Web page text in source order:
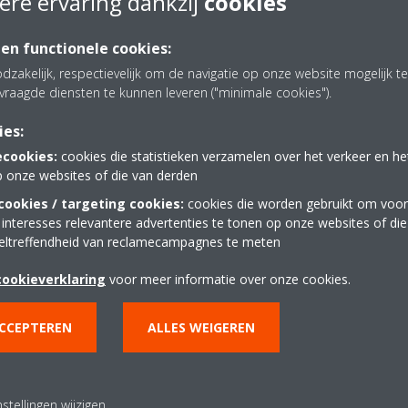
moet u denken aan 300 kuub of groter, dan moet u zeker aan
de woning is en als u beschikt over oude radiatoren. Een
functionele cookies:
respectievelijk om de navigatie op onze website mogelijk
diensten te kunnen leveren ("minimale cookies").
cookies die statistieken verzamelen over het verkeer en
onze websites of die van derden
/ targeting cookies: cookies die worden gebruikt om
relevantere advertenties te tonen op onze websites of
van reclamecampagnes te meten
voor meer informatie over onze cookies.
ALLES WEIGEREN
wijzigen